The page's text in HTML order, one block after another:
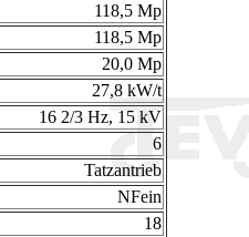
118,5 Mp
118,5 Mp
20,0 Mp
27,8 kW/t
16 2/3 Hz, 15 kV
6
Tatzantrieb
NFein
18